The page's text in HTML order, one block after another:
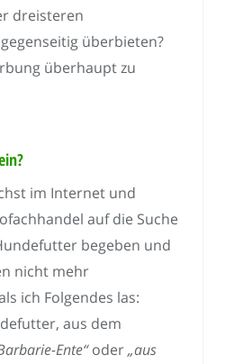
dreisteren
überbieten?
überhaupt zu
im Internet und
auf die Suche
begeben und
nicht mehr
ich Folgendes las:
aus dem
Ente“oder„aus